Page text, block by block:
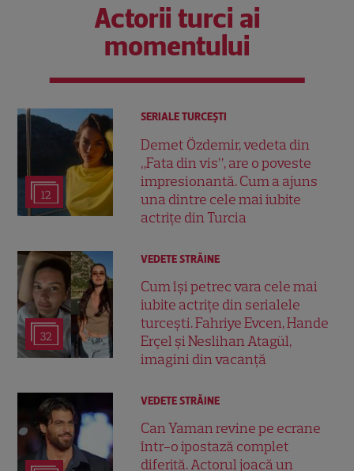
Actorii turci ai
momentului
12
SERIALE TURCEŞTI
Demet Özdemir, vedeta din
„Fata din vis”, are o poveste
impresionantă. Cum a ajuns
una dintre cele mai iubite
actrițe din Turcia
32
VEDETE STRĂINE
Cum își petrec vara cele mai
iubite actrițe din serialele
turcești. Fahriye Evcen, Hande
Erçel și Neslihan Atagül,
imagini din vacanță
VEDETE STRĂINE
Can Yaman revine pe ecrane
într-o ipostază complet
diferită. Actorul joacă un